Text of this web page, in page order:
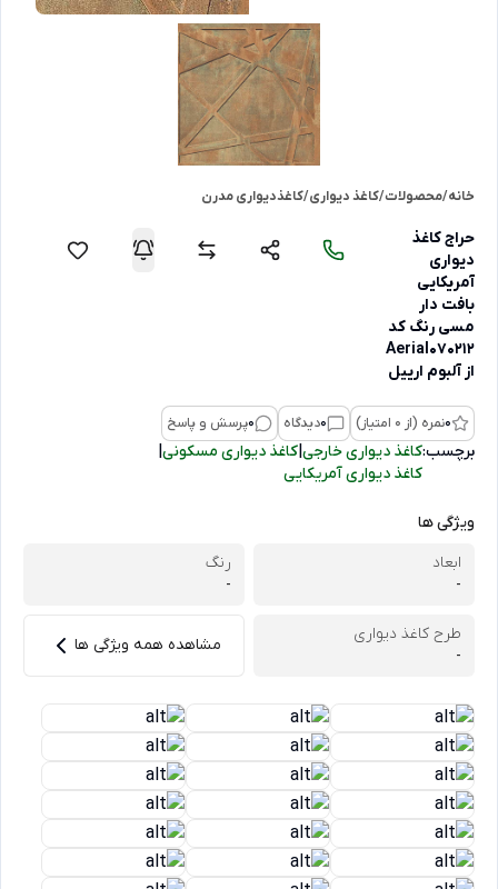
خانه/محصولات/کاغذ دیواری/کاغذدیواری مدرن
حراج کاغذ
دیواری
آمریکایی
بافت دار
مسی رنگ کد
Aerial070212
از آلبوم ارییل
0نمره (از 0 امتیاز) 0دیدگاه 0پرسش و پاسخ
برچسب:کاغذ دیواری خارجی کاغذ دیواری مسکونی
کاغذ دیواری آمریکایی
ویژگی ها
ابعاد
-
رنگ
-
طرح کاغذ دیواری
-
مشاهده همه ویژگی ها